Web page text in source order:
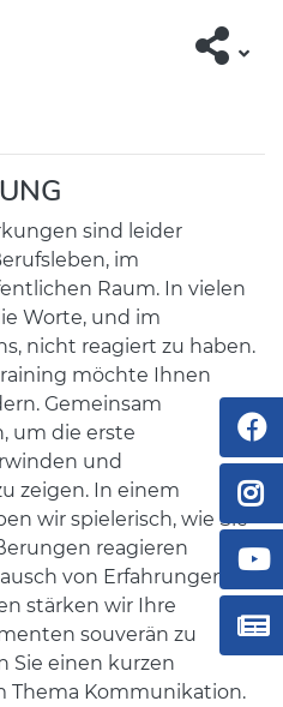
sind leider
im
Raum. In vielen
Worte, und im
nicht reagiert zu haben.
möchte Ihnen
Gemeinsam
um die erste
und
zeigen. In einem
wir spielerisch, wie Sie
reagieren
von Erfahrungen
stärken wir Ihre
souverän zu
Sie einen kurzen
Kommunikation.